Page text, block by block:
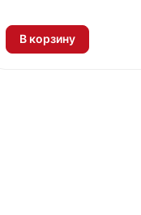
В корзину